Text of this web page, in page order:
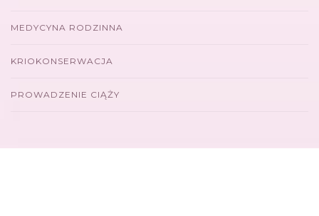
MEDYCYNA RODZINNA
KRIOKONSERWACJA
PROWADZENIE CIĄŻY